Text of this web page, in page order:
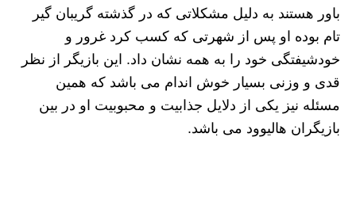
باور هستند به دلیل مشکلاتی که در گذشته گریبان گیر
تام بوده او پس از شهرتی که کسب کرد غرور و
خودشیفتگی خود را به همه نشان داد. ین بازیگر از نظر
قدی و وزنی بسیار خوش اندام می باشد که همین
مسئله نیز یکی از دلایل جذابیت و محبوبیت او در بین
بازیگران هالیوود می باشد.